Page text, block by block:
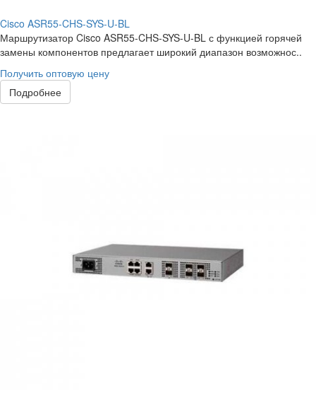
Cisco ASR55-CHS-SYS-U-BL
Маршрутизатор Cisco ASR55-CHS-SYS-U-BL с функцией горячей
замены компонентов предлагает широкий диапазон возможнос..
Получить оптовую цену
Подробнее